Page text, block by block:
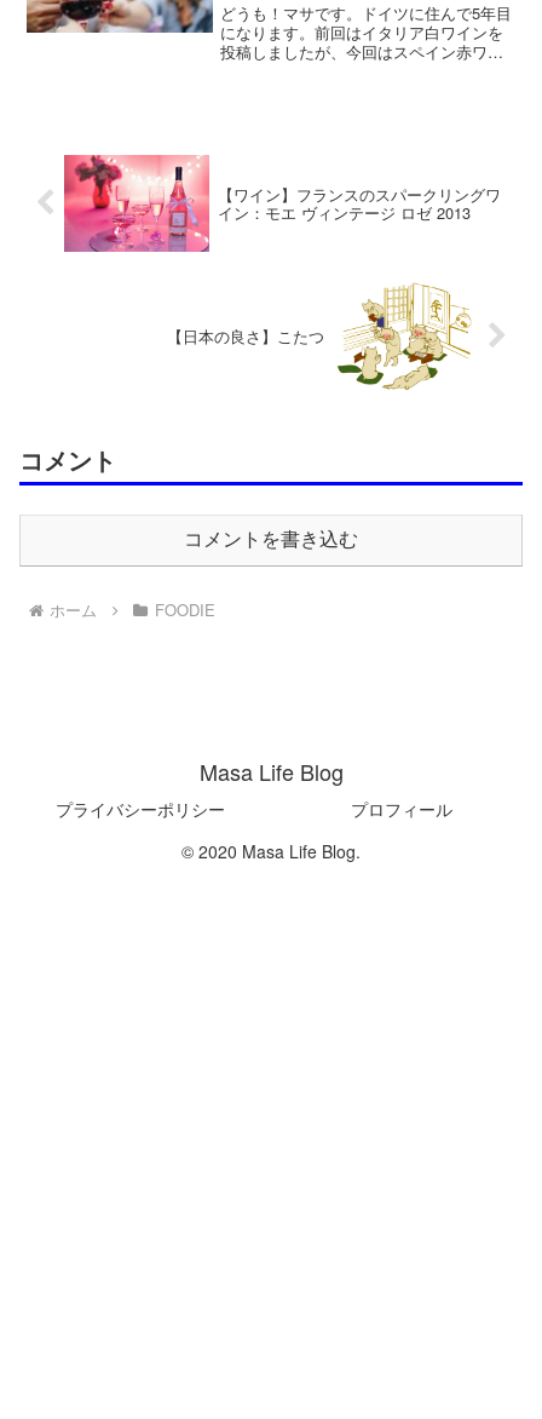
どうも！マサです。ドイツに住んで5年目
になります。前回はイタリア白ワインを
投稿しましたが、今回はスペイン赤ワイ
【ワイン】フランスのスパークリングワ
イン：モエ ヴィンテージ ロゼ 2013
【日本の良さ】こたつ
コメント
コメントを書き込む
ホーム FOODIE
Masa Life Blog
プライバシーポリシー
プロフィール
© 2020 Masa Life Blog.